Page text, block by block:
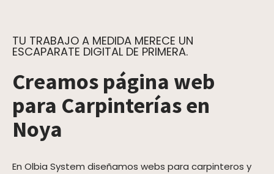
TU TRABAJO A MEDIDA MERECE UN
ESCAPARATE DIGITAL DE PRIMERA.
Creamos página web
para Carpinterías en
Noya
En Olbia System diseñamos webs para carpinteros y